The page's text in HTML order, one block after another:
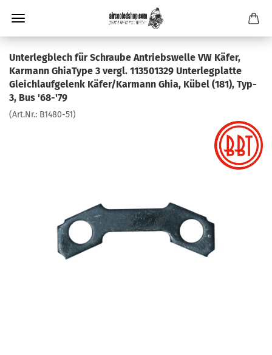
Unterlegblech für Schraube Antriebswelle VW Käfer,
Karmann GhiaType 3 vergl. 113501329 Unterlegplatte
Gleichlaufgelenk Käfer/Karmann Ghia, Kübel (181), Typ-
3, Bus '68-'79
(Art.Nr.: B1480-51)